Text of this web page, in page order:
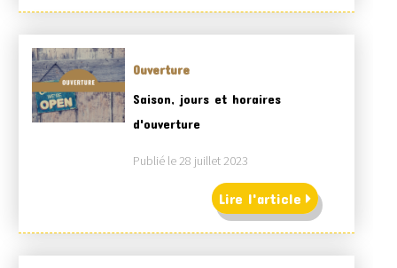
Ouverture
Saison, jours et horaires
d'ouverture
Publié le 28 juillet 2023
Lire l'article